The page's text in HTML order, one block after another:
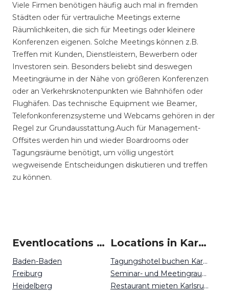
Viele Firmen benötigen häufig auch mal in fremden
Städten oder für vertrauliche Meetings externe
Räumlichkeiten, die sich für Meetings oder kleinere
Konferenzen eigenen. Solche Meetings können z.B.
Treffen mit Kunden, Dienstleistern, Bewerbern oder
Investoren sein. Besonders beliebt sind deswegen
Meetingräume in der Nähe von größeren Konferenzen
oder an Verkehrsknotenpunkten wie Bahnhöfen oder
Flughäfen. Das technische Equipment wie Beamer,
Telefonkonferenzsysteme und Webcams gehören in der
Regel zur Grundausstattung.Auch für Management-
Offsites werden hin und wieder Boardrooms oder
Tagungsräume benötigt, um völlig ungestört
wegweisende Entscheidungen diskutieren und treffen
zu können.
Eventlocations um Karlsruhe
Baden-Baden
Freiburg
Heidelberg
Locations in Karlsruhe mieten
Tagungshotel buchen Karlsruhe
Seminar- und Meetingraum mieten Karlsruhe
Restaurant mieten Karlsruhe